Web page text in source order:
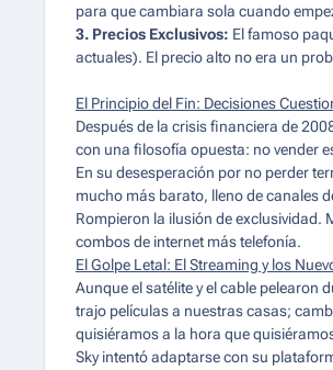
para que cambiara sola cuando
3. Precios Exclusivos: El famoso
actuales). El precio alto no era un
El Principio del Fin: Decisiones
Después de la crisis financiera de
con una filosofía opuesta: no vender
En su desesperación por no perder
mucho más barato, lleno de canales
Rompieron la ilusión de exclusividad.
combos de internet más telefonía.
El Golpe Letal: El Streaming y los
Aunque el satélite y el cable pelearon
trajo películas a nuestras casas;
quisiéramos a la hora que
Sky intentó adaptarse con su